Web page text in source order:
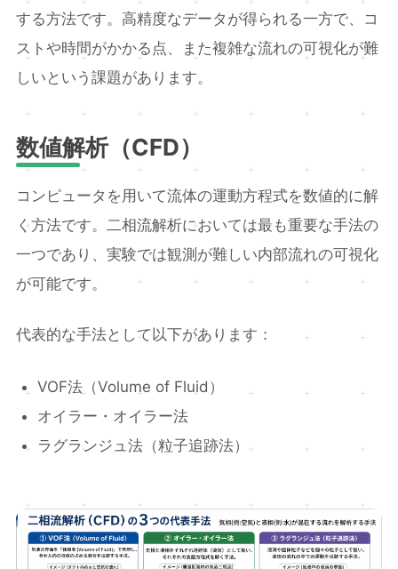
する方法です。高精度なデータが得られる一方で、コ
ストや時間がかかる点、また複雑な流れの可視化が難
しいという課題があります。
数値解析（CFD）
コンピュータを用いて流体の運動方程式を数値的に解
く方法です。二相流解析においては最も重要な手法の
一つであり、実験では観測が難しい内部流れの可視化
が可能です。
代表的な手法として以下があります：
VOF法（Volume of Fluid）
オイラー・オイラー法
ラグランジュ法（粒子追跡法）